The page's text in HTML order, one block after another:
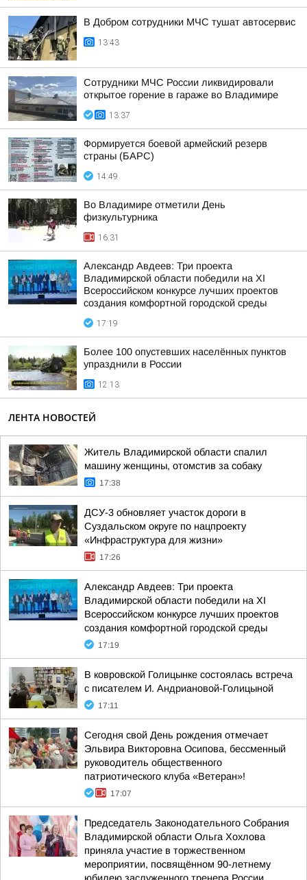
В Добром сотрудники МЧС тушат автосервис
13:43
Сотрудники МЧС России ликвидировали
открытое горение в гараже во Владимире
13:37
Формируется боевой армейский резерв
страны (БАРС)
14:49
Во Владимире отметили День
физкультурника
16:31
Александр Авдеев: Три проекта
Владимирской области победили на XI
Всероссийском конкурсе лучших проектов
создания комфортной городской среды
17:19
Более 100 опустевших населённых пунктов
упразднили в России
12:13
ЛЕНТА НОВОСТЕЙ
Житель Владимирской области спалил
машину женщины, отомстив за собаку
17:38
ДСУ-3 обновляет участок дороги в
Суздальском округе по нацпроекту
«Инфраструктура для жизни»
17:26
Александр Авдеев: Три проекта
Владимирской области победили на XI
Всероссийском конкурсе лучших проектов
создания комфортной городской среды
17:19
В ковровской Голицынке состоялась встреча
с писателем И. Андриановой-Голицыной
17:11
Сегодня свой День рождения отмечает
Эльвира Викторовна Осипова, бессменный
руководитель общественного
патриотического клуба «Ветеран»!
17:07
Председатель Законодательного Собрания
Владимирской области Ольга Хохлова
приняла участие в торжественном
мероприятии, посвящённом 90-летнему